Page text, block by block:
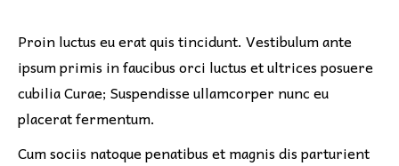
Proin luctus eu erat quis tincidunt. Vestibulum ante
ipsum primis in faucibus orci luctus et ultrices posuere
cubilia Curae; Suspendisse ullamcorper nunc eu
placerat fermentum.
Cum sociis natoque penatibus et magnis dis parturient